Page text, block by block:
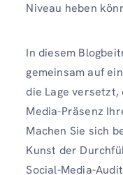
Niveau heben
In diesem
gemeinsam auf
die Lage versetzt,
Media-Präsenz
Machen Sie sich
Kunst der
Social-Media-